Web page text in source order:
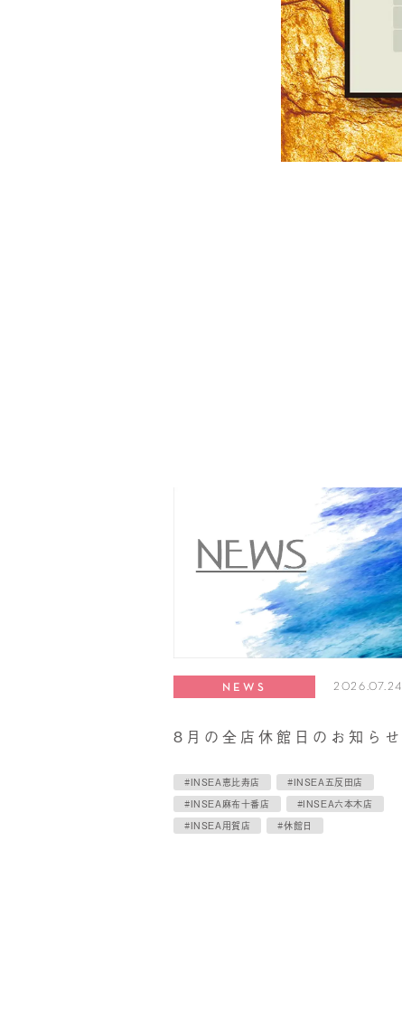
NEWS 2026.07.24
8月の全店休館日のお知らせ
#INSEA恵比寿店
#INSEA五反田店
#INSEA麻布十番店
#INSEA六本木店
#INSEA用賀店
#休館日